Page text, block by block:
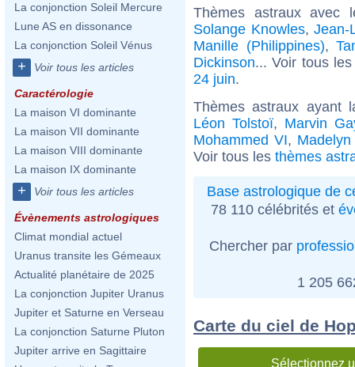
La conjonction Soleil Mercure
Lune AS en dissonance
La conjonction Soleil Vénus
+ Voir tous les articles
Caractérologie
La maison VI dominante
La maison VII dominante
La maison VIII dominante
La maison IX dominante
+ Voir tous les articles
Évènements astrologiques
Climat mondial actuel
Uranus transite les Gémeaux
Actualité planétaire de 2025
La conjonction Jupiter Uranus
Jupiter et Saturne en Verseau
La conjonction Saturne Pluton
Jupiter arrive en Sagittaire
Thèmes astraux
Solange Knowles,Jean-
Manille (Philippines),
Dickinson... Voir tous
24 juin.
Thèmes astraux
Léon Tolstoï, Marvin
Mohammed VI,
Voir tous les thèmes
Base astrologique de
78 110 célébrités et
Chercher par
1 205
Carte du ciel de
Sélectionnez